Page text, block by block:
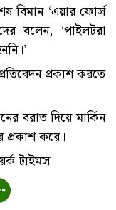
বিমান ‘এয়ার ফোর্স
বলেন, ‘পাইলটরা
প্রকাশ করতে
বরাত দিয়ে মার্কিন
প্রকাশ করে।
টাইমস